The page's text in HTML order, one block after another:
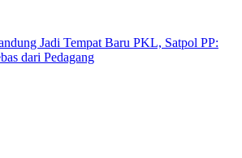
Jadi Tempat Baru PKL, Satpol PP:
dari Pedagang